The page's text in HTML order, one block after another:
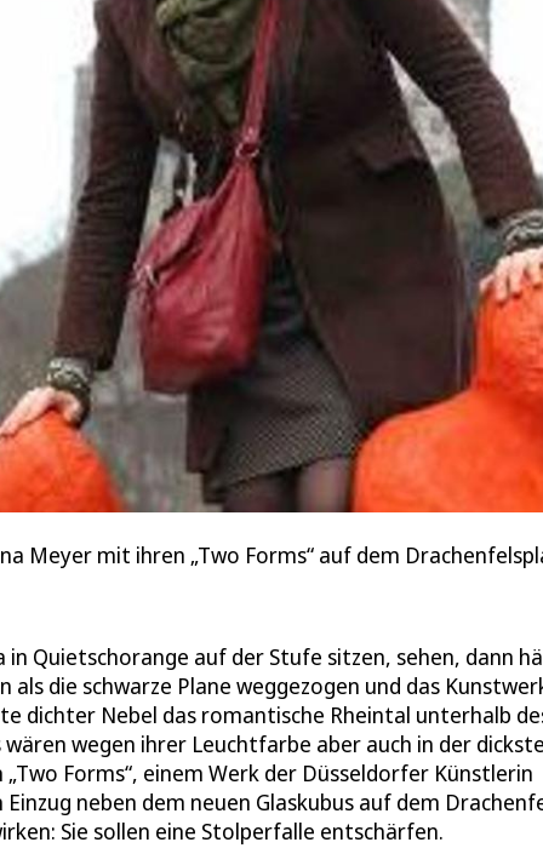
Meyer mit ihren „Two Forms“ auf dem
in Quietschorange auf der Stufe sitzen, sehen, dann
die schwarze Plane weggezogen und das
dichter Nebel das romantische Rheintal unterhalb
wegen ihrer Leuchtfarbe aber auch in der
Forms“, einem Werk der Düsseldorfer Künstlerin
neben dem neuen Glaskubus auf dem
Sie sollen eine Stolperfalle entschärfen.